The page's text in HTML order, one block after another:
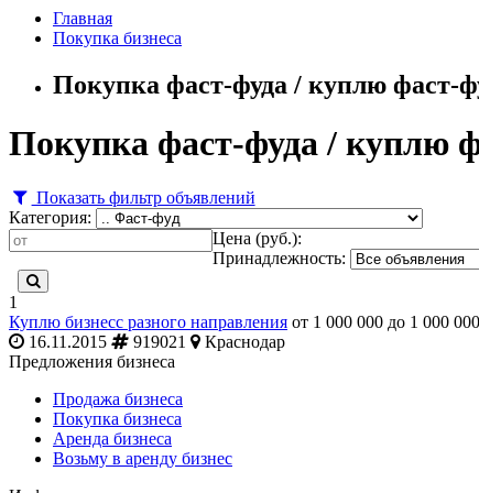
Главная
Покупка бизнеса
Покупка фаст-фуда / куплю фаст-
Покупка фаст-фуда / куплю
Показать фильтр объявлений
Категория:
Цена (руб.):
Принадлежность:
1
Куплю бизнесс разного направления от 1 000 000 до 1 000
16.11.2015
919021
Краснодар
Предложения бизнеса
Продажа бизнеса
Покупка бизнеса
Аренда бизнеса
Возьму в аренду бизнес